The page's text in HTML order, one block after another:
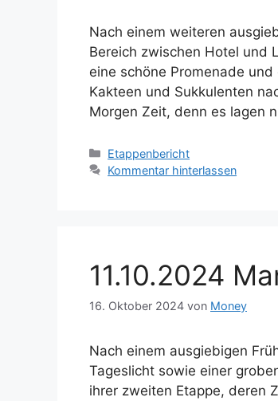
Nach einem weiteren
Bereich zwischen Hotel und
eine schöne Promenade
Kakteen und Sukkulenten
Morgen Zeit, denn es lagen
Kategorien
Etappenbericht
Kommentar hinterlassen
11.10.2024
16. Oktober 2024 von Money
Nach einem ausgiebigen
Tageslicht sowie einer
ihrer zweiten Etappe, deren